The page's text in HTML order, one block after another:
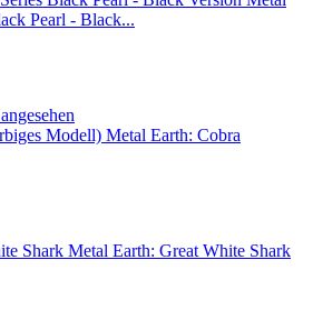
Pearl - Black...
Metal Earth: Cobra
Metal Earth: Great White Shark